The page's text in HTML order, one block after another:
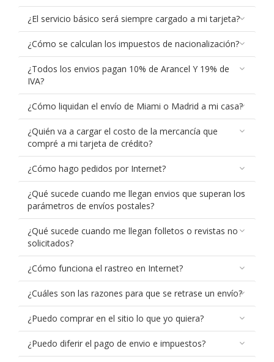
¿El servicio básico será siempre cargado a mi tarjeta?
¿Cómo se calculan los impuestos de nacionalización?
¿Todos los envios pagan 10% de Arancel Y 19% de
IVA?
¿Cómo liquidan el envío de Miami o Madrid a mi casa?
¿Quién va a cargar el costo de la mercancía que
compré a mi tarjeta de crédito?
¿Cómo hago pedidos por Internet?
¿Qué sucede cuando me llegan envios que superan los
parámetros de envíos postales?
¿Qué sucede cuando me llegan folletos o revistas no
solicitados?
¿Cómo funciona el rastreo en Internet?
¿Cuáles son las razones para que se retrase un envío?
¿Puedo comprar en el sitio lo que yo quiera?
¿Puedo diferir el pago de envio e impuestos?